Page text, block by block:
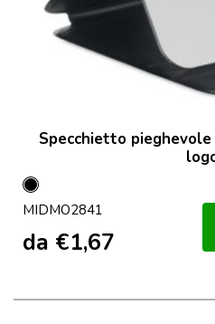
Specchietto
Nero
MIDMO2841
da €1,67